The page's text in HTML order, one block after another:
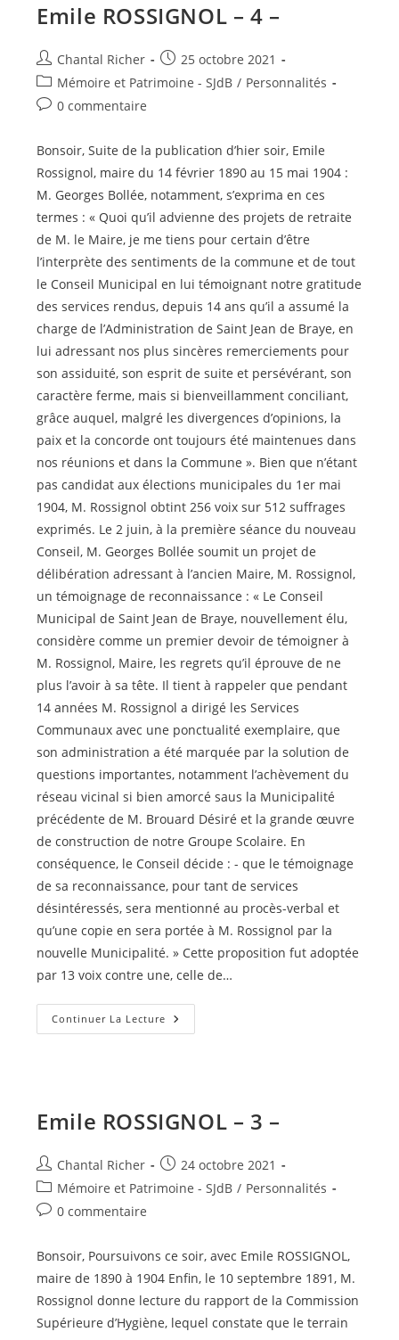
Emile ROSSIGNOL – 4 –
Auteur/autrice
de
la
publication :
Chantal Richer
Publication
publiée :
25 octobre 2021
Post
category:
Mémoire et Patrimoine - SJdB / Personnalités
Commentaires
la
publication :
0 commentaire
Bonsoir, Suite de la publication d’hier soir, Emile
Rossignol, maire du 14 février 1890 au 15 mai 1904 :
M. Georges Bollée, notamment, s’exprima en ces
termes : « Quoi qu’il advienne des projets de retraite
de M. le Maire, je me tiens pour certain d’être
l’interprète des sentiments de la commune et de tout
le Conseil Municipal en lui témoignant notre gratitude
des services rendus, depuis 14 ans qu’il a assumé la
charge de l’Administration de Saint Jean de Braye, en
lui adressant nos plus sincères remerciements pour
son assiduité, son esprit de suite et persévérant, son
caractère ferme, mais si bienveillamment conciliant,
grâce auquel, malgré les divergences d’opinions, la
paix et la concorde ont toujours été maintenues dans
nos réunions et dans la Commune ». Bien que n’étant
pas candidat aux élections municipales du 1er mai
1904, M. Rossignol obtint 256 voix sur 512 suffrages
exprimés. Le 2 juin, à la première séance du nouveau
Conseil, M. Georges Bollée soumit un projet de
délibération adressant à l’ancien Maire, M. Rossignol,
un témoignage de reconnaissance : « Le Conseil
Municipal de Saint Jean de Braye, nouvellement élu,
considère comme un premier devoir de témoigner à
M. Rossignol, Maire, les regrets qu’il éprouve de ne
plus l’avoir à sa tête. Il tient à rappeler que pendant
14 années M. Rossignol a dirigé les Services
Communaux avec une ponctualité exemplaire, que
son administration a été marquée par la solution de
questions importantes, notamment l’achèvement du
réseau vicinal si bien amorcé saus la Municipalité
précédente de M. Brouard Désiré et la grande œuvre
de construction de notre Groupe Scolaire. En
conséquence, le Conseil décide : - que le témoignage
de sa reconnaissance, pour tant de services
désintéressés, sera mentionné au procès-verbal et
qu’une copie en sera portée à M. Rossignol par la
nouvelle Municipalité. » Cette proposition fut adoptée
par 13 voix contre une, celle de…
Continuer La Lecture Emile
ROSSIGNOL
Emile ROSSIGNOL – 3 –
Auteur/autrice
de
la
publication :
Chantal Richer
Publication
publiée :
24 octobre 2021
Post
category:
Mémoire et Patrimoine - SJdB / Personnalités
Commentaires
la
publication :
0 commentaire
Bonsoir, Poursuivons ce soir, avec Emile ROSSIGNOL,
maire de 1890 à 1904 Enfin, le 10 septembre 1891, M.
Rossignol donne lecture du rapport de la Commission
Supérieure d’Hygiène, lequel constate que le terrain